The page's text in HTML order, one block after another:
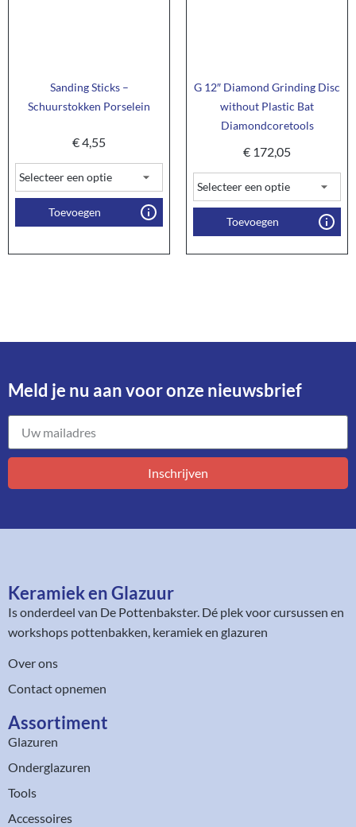
Sanding Sticks –
Schuurstokken Porselein
€4,55
Toevoegen
G 12″ Diamond Grinding Disc
without Plastic Bat
Diamondcoretools
€ 172,05
Toevoegen
Meld je nu aan voor onze nieuwsbrief​
Inschrijven
Keramiek en Glazuur​
Is onderdeel van De Pottenbakster. Dé plek voor cursussen en
workshops pottenbakken, keramiek en glazuren
Over ons
Contact opnemen
Assortiment​
Glazuren
Onderglazuren
Tools
Accessoires